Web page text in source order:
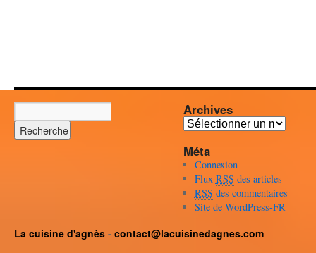
Archives
Archives
Méta
Connexion
Flux RSS des articles
RSS des commentaires
Site de WordPress-FR
La cuisine d'agnès - contact@lacuisinedagnes.com